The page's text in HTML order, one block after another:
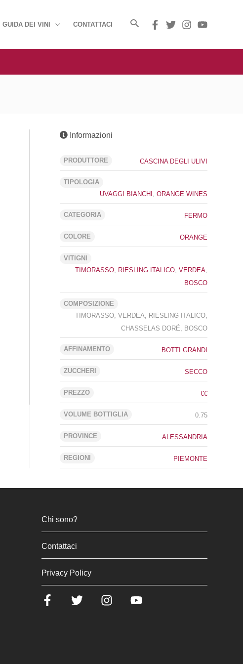
GUIDA DEI VINI CONTATTACI
Informazioni
PRODUTTORE CASCINA DEGLI ULIVI
TIPOLOGIA
UVAGGI BIANCHI , ORANGE WINES
CATEGORIA FERMO
COLORE ORANGE
VITIGNI
TIMORASSO, RIESLING ITALICO, VERDEA,
BOSCO
COMPOSIZIONE
TIMORASSO, VERDEA, RIESLING ITALICO,
CHASSELAS DORÉ, BOSCO
AFFINAMENTO BOTTI GRANDI
ZUCCHERI SECCO
PREZZO €€
VOLUME BOTTIGLIA 0.75
PROVINCE ALESSANDRIA
REGIONI PIEMONTE
Chi sono?
Contattaci
Privacy Policy